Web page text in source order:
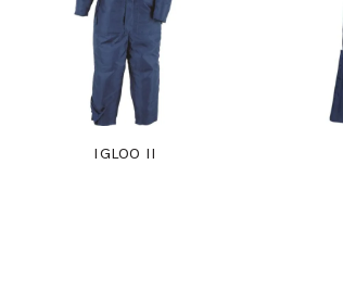
IGLOO II